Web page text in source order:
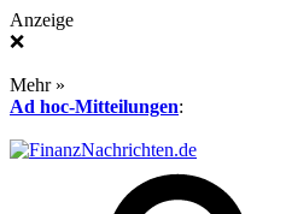
Anzeige
❌
Mehr »
Ad hoc-Mitteilungen: